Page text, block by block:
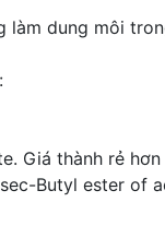
làm dung môi
thành rẻ hơn
Butyl ester of